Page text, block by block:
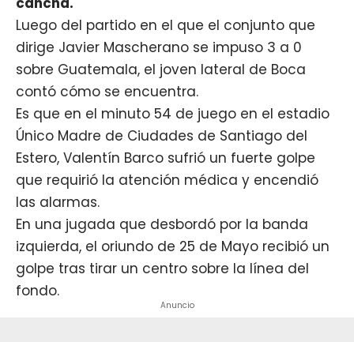
Luego del partido en el que el conjunto que
dirige Javier Mascherano se impuso 3 a 0
sobre Guatemala, el joven lateral de Boca
contó cómo se encuentra.
Es que en el minuto 54 de juego en el estadio
Único Madre de Ciudades de Santiago del
Estero, Valentín Barco sufrió un fuerte golpe
que requirió la atención médica y encendió
las alarmas.
En una jugada que desbordó por la banda
izquierda, el oriundo de 25 de Mayo recibió un
golpe tras tirar un centro sobre la línea del
fondo.
Anuncio